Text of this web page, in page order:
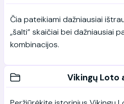
Čia pateikiami dažniausiai
„šalti“ skaičiai bei dažniausiai
kombinacijos.
Vikingų Loto